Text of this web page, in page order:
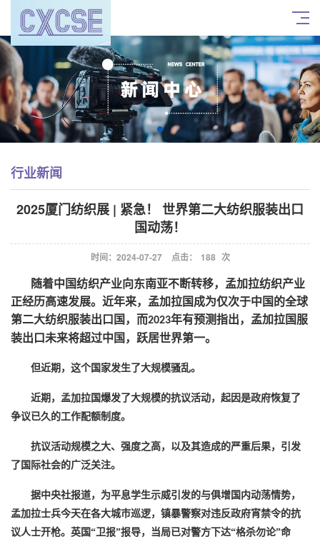
行业新闻
2025厦门纺织展 | 紧急！ 世界第二大纺织服装出口
国动荡！
时间：2024-07-27 点击： 188 次
随着中国纺织产业向东南亚不断转移，孟加拉纺织产业
正经历高速发展。近年来，孟加拉国成为仅次于中国的全球
第二大纺织服装出口国，而2023年有预测指出，孟加拉国服
装出口未来将超过中国，跃居世界第一。
但近期，这个国家发生了大规模骚乱。
近期，孟加拉国爆发了大规模的抗议活动，起因是政府恢复了
争议已久的工作配额制度。
抗议活动规模之大、强度之高，以及其造成的严重后果，引发
了国际社会的广泛关注。
据中央社报道，为平息学生示威引发的与俱增国内动荡情势，
孟加拉士兵今天在各大城巿巡逻，镇暴警察对违反政府宵禁令的抗
议人士开枪。英国“卫报”报导，当局已对警方下达“格杀勿论”命